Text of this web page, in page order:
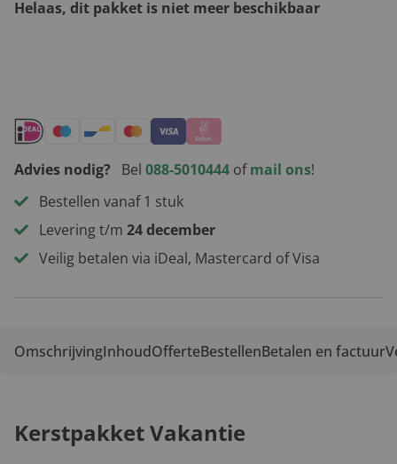
Helaas, dit pakket is niet meer beschikbaar
Advies nodig? Bel 088-5010444 ofmail ons!
Bestellen vanaf 1 stuk
Levering t/m 24 december
Veilig betalen via iDeal, Mastercard of Visa
OmschrijvingInhoudOfferteBestellenBetalen en factuur
Kerstpakket Vakantie